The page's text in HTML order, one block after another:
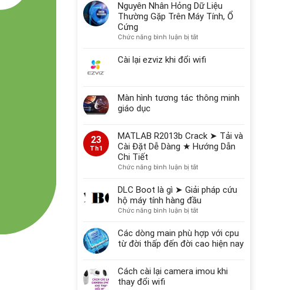
YẾT
GIÁ
2026
Nguyên Nhân Hỏng Dữ Liệu
Thường Gặp Trên Máy Tính, Ổ
Cứng
Chức năng bình luận bị tắtở
Nhân
Thường
Tính,
Ổ
Cài lại ezviz khi đổi wifi
Màn hình tương tác thông minh
giáo dục
23
Th1
MATLAB R2013b Crack ➤ Tải và
Cài Đặt Dễ Dàng ★ Hướng Dẫn
Chi Tiết
Chức năng bình luận bị tắtở
R2013b
Crack
➤
Cài
Đặt
★
DLC Boot là gì ➤ Giải pháp cứu
hộ máy tính hàng đầu
Chức năng bình luận bị tắtở
Boot
là
Giải
Các dòng main phù hợp với cpu
từ đời thấp đến đời cao hiện nay
Cách cài lại camera imou khi
thay đổi wifi